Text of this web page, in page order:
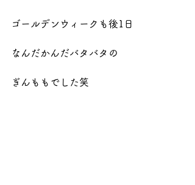
ゴールデンウィークも後1日
なんだかんだバタバタの
ぎんももでした笑